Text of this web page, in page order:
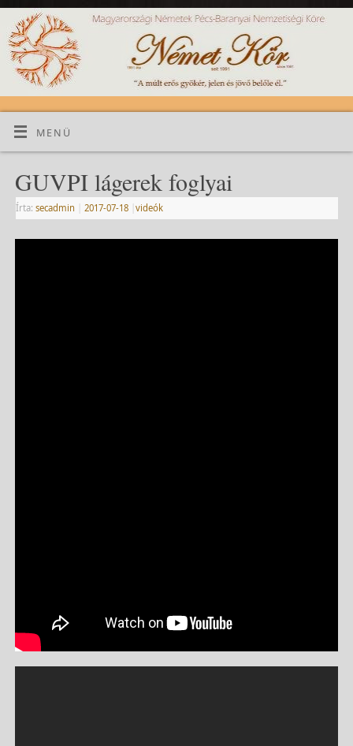
MENÜ
GUVPI lágerek foglyai
Írta: secadmin 2017-07-18 videók